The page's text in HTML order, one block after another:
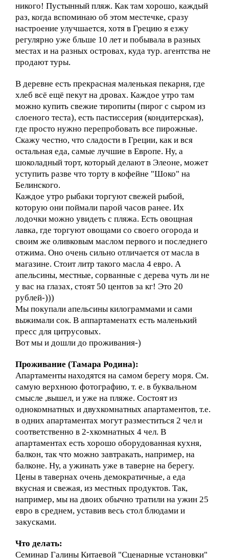
никого! Пустынный пляж. Как там хорошо, каждый
раз, когда вспоминаю об этом местечке, сразу
настроение улучшается, хотя в Грецию я езжу
регулярно уже бльше 10 лет и побывала в разных
местах и на разных островах, куда тур. агентства не
продают туры.
В деревне есть прекрасная маленькая пекарня, где
хлеб всё ещё пекут на дровах. Каждое утро там
можно купить свежие тиропиты (пирог с сыром из
слоеного теста), есть пастиссерия (кондитерская),
где просто нужно перепробовать все пирожные.
Скажу честно, что сладости в Греции, как и вся
остальная еда, самые лучшие в Европе. Ну, а
шоколадный торт, который делают в Элеоне, может
уступить разве что торту в кофейне "Шоко" на
Белинского.
Каждое утро рыбаки торгуют свежей рыбой,
которую они поймали парой часов ранее. Их
лодочки можно увидеть с пляжа. Есть овощная
лавка, где торгуют овощами со своего огорода и
своим же оливковым маслом первого и последнего
отжима. Оно очень сильно отличается от масла в
магазине. Стоит литр такого масла 4 евро. А
апельсины, местные, сорванные с дерева чуть ли не
у вас на глазах, стоят 50 центов за кг! Это 20
рублей-)))
Мы покупали апельсины килограммами и сами
выжимали сок. В аппартаменатх есть маленький
пресс для цитрусовых.
Вот мы и дошли до проживания-)
Проживание (Тамара Родина):
Апартаменты находятся на самом берегу моря. См.
самую верхнюю фотографию, т. е. в буквальном
смысле ,вышел, и уже на пляже. Состоят из
однокомнатных и двухкомнатных апартаментов, т.е.
в одних апартаментах могут разместиться 2 чел и
соответственно в 2-хкомнатных 4 чел. В
апартаментах есть хорошо оборудованная кухня,
балкон, так что можно завтракать, например, на
балконе. Ну, а ужинать уже в таверне на берегу.
Цены в тавернах очень демократичные, а еда
вкусная и свежая, из местных продуктов. Так,
например, мы на двоих обычно тратили на ужин 25
евро в среднем, уставив весь стол блюдами и
закусками.
Что делать:
Семинар Галины Китаевой "Сценарные установки"